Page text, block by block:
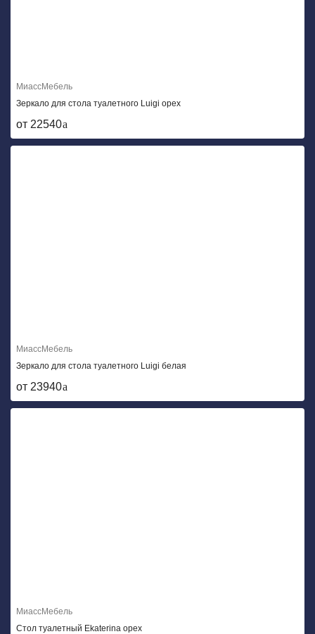
МиассМебель
Зеркало для стола туалетного Luigi орех
от 22540
МиассМебель
Зеркало для стола туалетного Luigi белая
от 23940
МиассМебель
Стол туалетный Ekaterina орех